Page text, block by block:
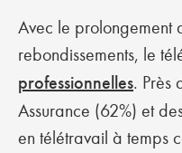
Avec le prolongement
rebondissements, le
professionnelles. Près
Assurance (62%) et
en télétravail à temps